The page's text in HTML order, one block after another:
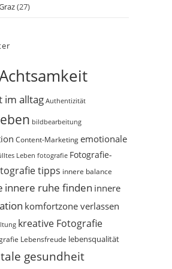
(27)
im alltag Authentizität
bildbearbeitung
Content-Marketingemotionale
Leben fotografie Fotografie-
tipps innere balance
innere ruhe finden innere
komfortzone verlassen
kreative Fotografie
Lebensfreude lebensqualität
gesundheit